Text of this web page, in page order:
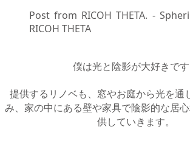
Post from RICOH THETA. -
RICOH THETA
僕は光と陰影が大好きです
提供するリノベも、窓やお庭から光を通
み、家の中にある壁や家具で陰影的な居
供していきます。